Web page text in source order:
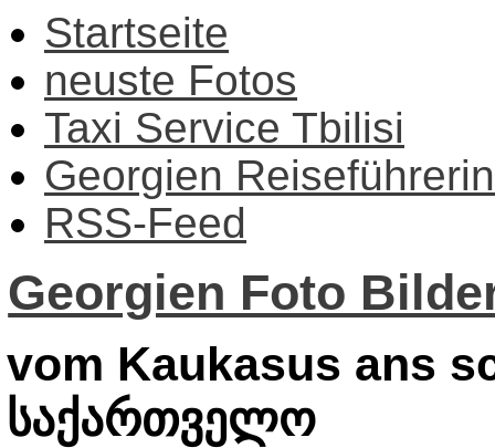
Startseite
neuste Fotos
Taxi Service Tbilisi
Georgien Reiseführerin
RSS-Feed
Georgien Foto
vom Kaukasus ans
საქართველო